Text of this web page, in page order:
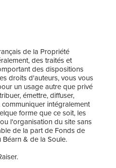
de la Propriété
des traités et
des dispositions
droits d'auteurs, vous vous
un usage autre que privé
émettre, diffuser,
intégralement
forme que ce soit, les
l'organisation du site sans
de la part de Fonds de
& de la Soule.